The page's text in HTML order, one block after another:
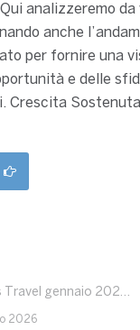
analizzeremo da
anche
per fornire una
e delle
Crescita
Business Travel gennaio 2026: dati in crescita
2026